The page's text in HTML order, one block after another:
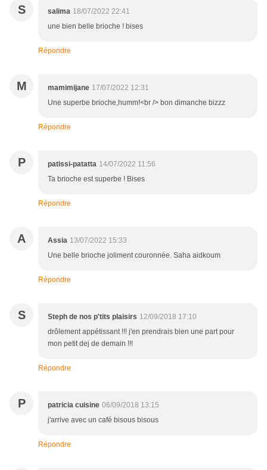
S salima 18/07/2022 22:41
une bien belle brioche ! bises
Répondre
M mamimijane 17/07/2022 12:31
Une superbe brioche,humm!<br /> bon dimanche bizzz
Répondre
P patissi-patatta 14/07/2022 11:56
Ta brioche est superbe ! Bises
Répondre
A Assia 13/07/2022 15:33
Une belle brioche joliment couronnée. Saha aidkoum
Répondre
S Steph de nos p'tits plaisirs 12/09/2018 17:10
drôlement appétissant !!! j'en prendrais bien une part pour
mon petit dej de demain !!!
Répondre
P patricia cuisine 06/09/2018 13:15
j'arrive avec un café bisous bisous
Répondre